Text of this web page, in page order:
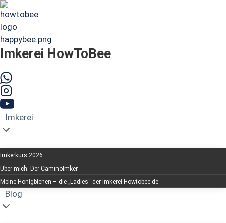
Zum
Inhalt
springen
Imkerei HowToBee
Imkerei
Imkerkurs 2026
Über mich: Der CaminoImker
Meine Honigbienen – die „Ladies“ der Imkerei Howtobee.de
Blog